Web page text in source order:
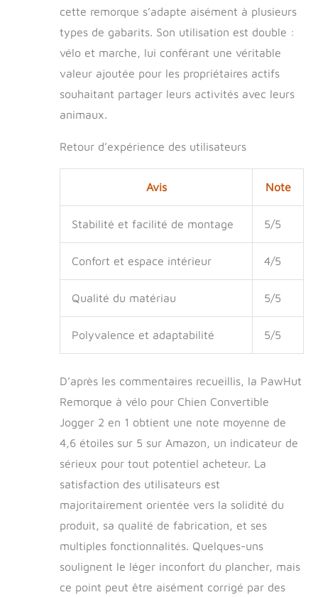
Nous
recommandons que
le Welsh Corgi, etc.
ne dépassent pas
en taille.
cette remorque s’adapte aisément à plusieurs
types de gabarits. Son utilisation est double :
vélo et marche, lui conférant une véritable
valeur ajoutée pour les propriétaires actifs
souhaitant partager leurs activités avec leurs
animaux.
Retour d’expérience des utilisateurs
Avis Note
Stabilité et facilité de montage 5/5
Confort et espace intérieur 4/5
Qualité du matériau 5/5
Polyvalence et adaptabilité 5/5
D’après les commentaires recueillis, la PawHut
Remorque à vélo pour Chien Convertible
Jogger 2 en 1 obtient une note moyenne de
4,6 étoiles sur 5 sur Amazon, un indicateur de
sérieux pour tout potentiel acheteur. La
satisfaction des utilisateurs est
majoritairement orientée vers la solidité du
produit, sa qualité de fabrication, et ses
multiples fonctionnalités. Quelques-uns
soulignent le léger inconfort du plancher, mais
ce point peut être aisément corrigé par des